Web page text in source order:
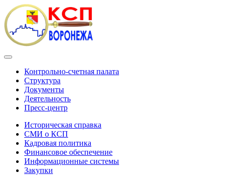
Контрольно-счетная палата
Структура
Документы
Деятельность
Пресс-центр
Историческая справка
СМИ о КСП
Кадровая политика
Финансовое обеспечение
Информационные системы
Закупки